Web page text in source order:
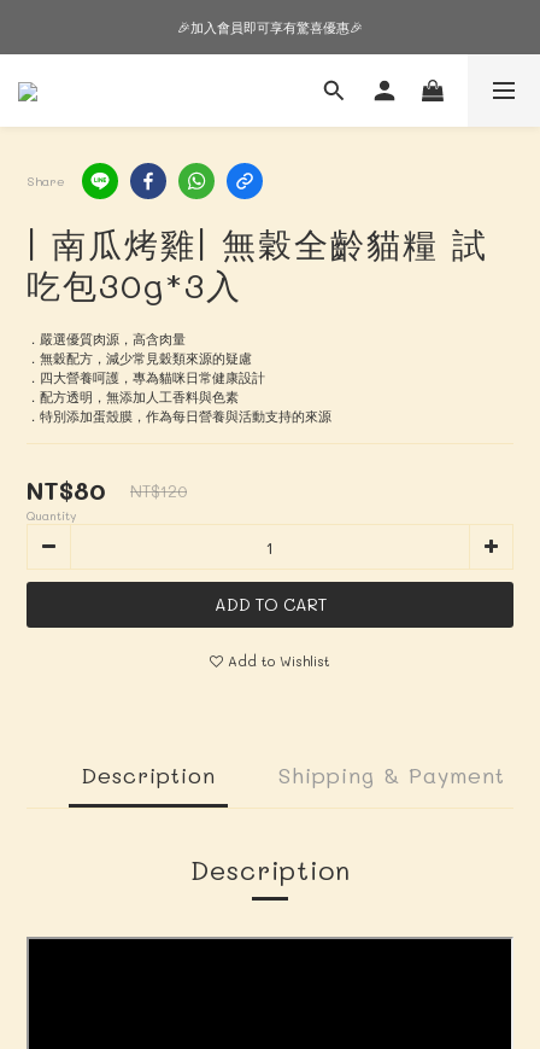
🎉加入會員即可享有驚喜優惠🎉
🎉加入會員即可享有驚喜優惠🎉
購物車超狂加價購，等你來+1
Share
| 南瓜烤雞| 無穀全齡貓糧 試
吃包30g*3入
．嚴選優質肉源，高含肉量
．無穀配方，減少常見穀類來源的疑慮
．四大營養呵護，專為貓咪日常健康設計
．配方透明，無添加人工香料與色素
．特別添加蛋殼膜，作為每日營養與活動支持的來源
NT$80 NT$120
Quantity
ADD TO CART
Add to Wishlist
Description Shipping & Payment
Description